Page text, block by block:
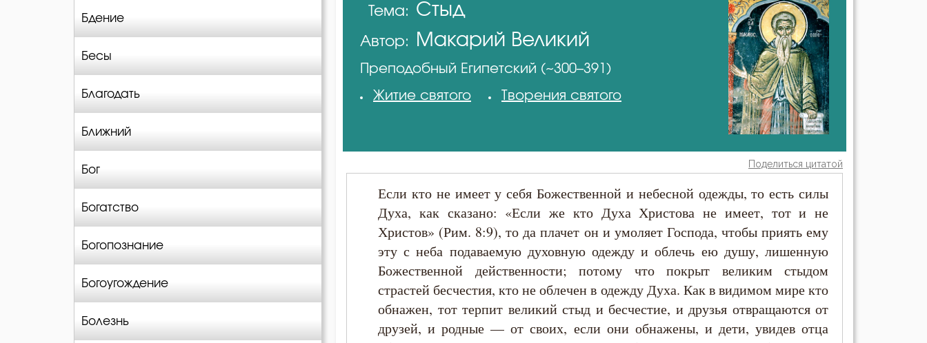
Бдение
Бесы
Благодать
Ближний
Бог
Богатство
Богопознание
Богоугождение
Болезнь
Авва Исайя (Скитский)
Антоний Великий
Ефрем Сирин
Игнатий Брянчанинов
Иларион Оптинский (Пономарёв)
Иоанн Златоуст
Тема: Стыд
Автор: Макарий Великий
Преподобный Египетский (~300–391)
Житие святого
Творения святого
Поделиться цитатой
Если кто не имеет у себя Божественной и небесной одежды, то есть силы
Духа, как сказано: «Если же кто Духа Христова не имеет, тот и не
Христов» (Рим. 8:9), то да плачет он и умоляет Господа, чтобы приять ему
эту с неба подаваемую духовную одежду и облечь ею душу, лишенную
Божественной действенности; потому что покрыт великим стыдом
страстей бесчестия, кто не облечен в одежду Духа. Как в видимом мире кто
обнажен, тот терпит великий стыд и бесчестие, и друзья отвращаются от
друзей, и родные — от своих, если они обнажены, и дети, увидев отца